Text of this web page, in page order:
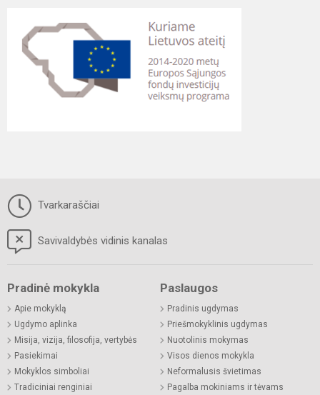
Tvarkaraščiai
Savivaldybės vidinis kanalas
Pradinė mokykla
Apie mokyklą
Ugdymo aplinka
Misija, vizija, filosofija, vertybės
Pasiekimai
Mokyklos simboliai
Tradiciniai renginiai
Paslaugos
Pradinis ugdymas
Priešmokyklinis ugdymas
Nuotolinis mokymas
Visos dienos mokykla
Neformalusis švietimas
Pagalba mokiniams ir tėvams